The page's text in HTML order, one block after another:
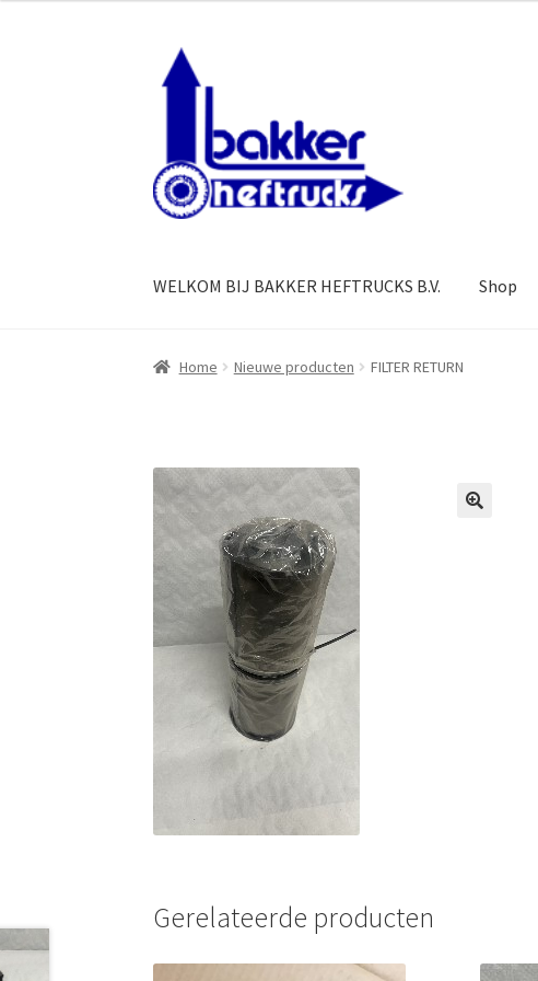
door
navigatie
naar
WELKOM BIJ BAKKER HEFTRUCKS B.V. Shop
Home Nieuwe producten FILTER RETURN
Gerelateerde producten